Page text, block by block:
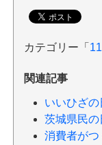
カテゴリー「
関連記事
いいひざの
茨城県民の
消費者がつ